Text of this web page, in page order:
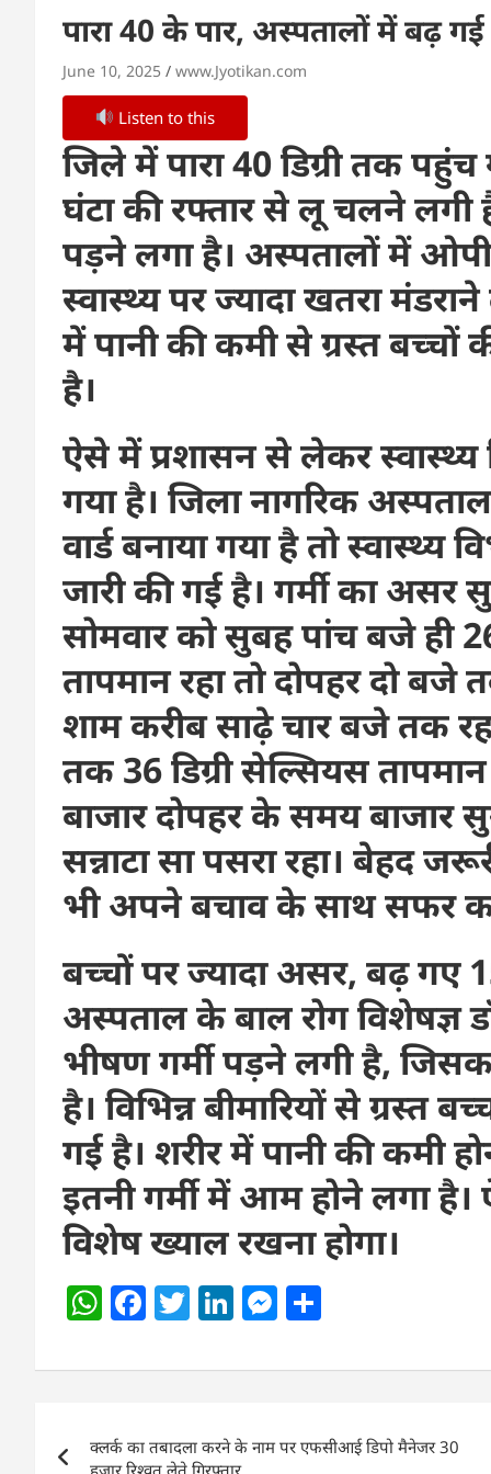
पारा 40 के पार, अस्पतालों में बढ़
June 10, 2025 www.Jyotikan.com
Listen to this
जिले में पारा 40 डिग्री तक
घंटा की रफ्तार से लू चलने
पड़ने लगा है। अस्पतालों में
स्वास्थ्य पर ज्यादा खतरा
में पानी की कमी से ग्रस्त
है।
ऐसे में प्रशासन से लेकर
गया है। जिला नागरिक
वार्ड बनाया गया है तो
जारी की गई है। गर्मी का असर
सोमवार को सुबह पांच बजे ही
तापमान रहा तो दोपहर दो बजे
शाम करीब साढ़े चार बजे तक
तक 36 डिग्री सेल्सियस
बाजार दोपहर के समय बाजार
सन्नाटा सा पसरा रहा। बेहद
भी अपने बचाव के साथ सफर
बच्चों पर ज्यादा असर, बढ़ गए
अस्पताल के बाल रोग विशेषज्ञ
भीषण गर्मी पड़ने लगी है,
है। विभिन्न बीमारियों से
गई है। शरीर में पानी की कमी
इतनी गर्मी में आम होने लगा है।
विशेष ख्याल रखना होगा।
W
at
A
F
c
b
T
itt
Li
k
dI
M
ss
n
ar
क्लर्क का तबादला करने के नाम पर एफसीआई डिपो मैनेजर 30
हजार रिश्वत लेते गिरफ्तार